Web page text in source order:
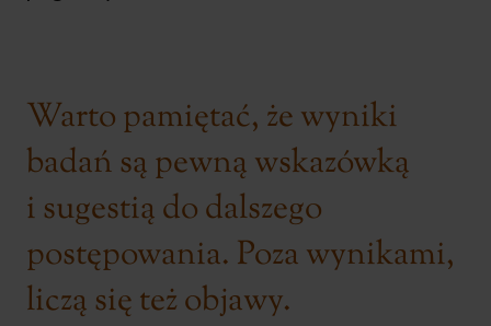
Warto pamiętać, że wyniki
badań są pewną wskazówką
i sugestią do dalszego
postępowania. Poza wynikami,
liczą się też objawy.